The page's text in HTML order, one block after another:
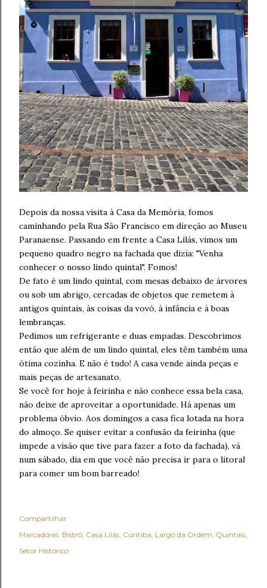
Depois da nossa visita à Casa da Memória, fomos
caminhando pela Rua São Francisco em direção ao Museu
Paranaense. Passando em frente a Casa Lilás, vimos um
pequeno quadro negro na fachada que dizia: "Venha
conhecer o nosso lindo quintal". Fomos!
De fato é um lindo quintal, com mesas debaixo de árvores
ou sob um abrigo, cercadas de objetos que remetem à
antigos quintais, às coisas da vovó, à infância e à boas
lembranças.
Pedimos um refrigerante e duas empadas. Descobrimos
então que além de um lindo quintal, eles têm também uma
ótima cozinha. E não é tudo! A casa vende ainda peças e
mais peças de artesanato.
Se você for hoje à feirinha e não conhece essa bela casa,
não deixe de aproveitar a oportunidade. Há apenas um
problema óbvio. Aos domingos a casa fica lotada na hora
do almoço. Se quiser evitar a confusão da feirinha (que
impede a visão que tive para fazer a foto da fachada), vá
num sábado, dia em que você não precisa ir para o litoral
para comer um bom barreado!
Compartilhar
Marcadores: Bistrô Casa Lilás Curitiba Largo da Ordem Quintais
Setor Histórico